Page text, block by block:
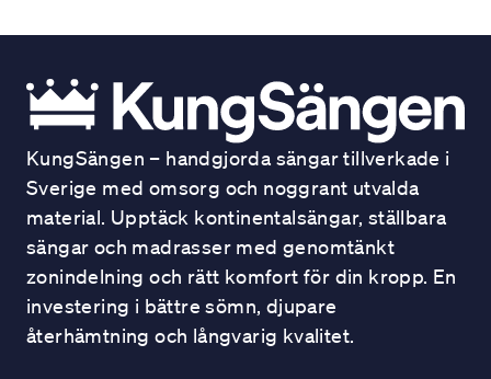
KungSängen – handgjorda sängar tillverkade i
Sverige med omsorg och noggrant utvalda
material. Upptäck kontinentalsängar, ställbara
sängar och madrasser med genomtänkt
zonindelning och rätt komfort för din kropp. En
investering i bättre sömn, djupare
återhämtning och långvarig kvalitet.